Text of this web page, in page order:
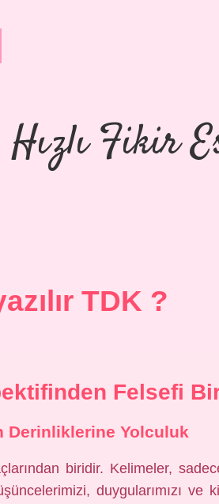
Hızlı Fikir
TDK ?
Felsefi
Derinliklerine Yolculuk
biridir. Kelimeler,
duygularımızı ve